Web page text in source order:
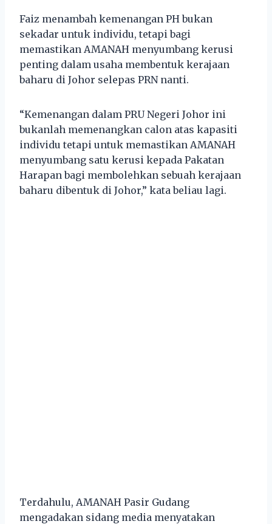
Faiz menambah kemenangan PH bukan
sekadar untuk individu, tetapi bagi
memastikan AMANAH menyumbang kerusi
penting dalam usaha membentuk kerajaan
baharu di Johor selepas PRN nanti.
“Kemenangan dalam PRU Negeri Johor ini
bukanlah memenangkan calon atas kapasiti
individu tetapi untuk memastikan AMANAH
menyumbang satu kerusi kepada Pakatan
Harapan bagi membolehkan sebuah kerajaan
baharu dibentuk di Johor,” kata beliau lagi.
Terdahulu, AMANAH Pasir Gudang
mengadakan sidang media menyatakan